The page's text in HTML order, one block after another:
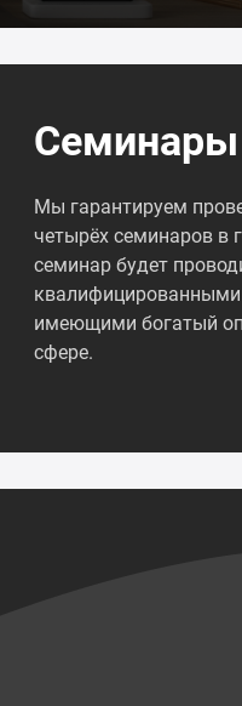
Семинары
Мы гарантируем
четырёх семинаров в
семинар будет
квалифицированными
имеющими богатый
сфере.